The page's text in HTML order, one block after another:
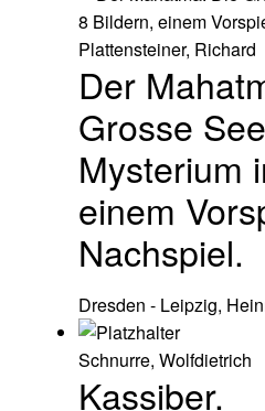
Plattensteiner, Richard
Der
Grosse
Mysterium
einem
Nachspiel.
Dresden - Leipzig,
Schnurre, Wolfdietrich
Kassiber.